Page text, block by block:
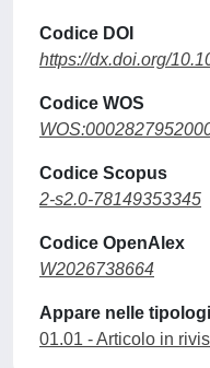
Codice DOI
https://dx.doi.org/
Codice WOS
Codice Scopus
2-s2.0-78149353345
Codice OpenAlex
W2026738664
Appare nelle
01.01 - Articolo in